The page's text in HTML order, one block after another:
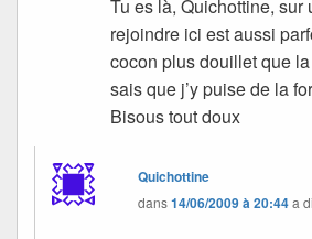
Tu es là, Quichottine, sur
rejoindre ici est aussi
cocon plus douillet que
sais que j’y puise de la
Bisous tout doux
Quichottine
dans14/06/2009 à 20:44a